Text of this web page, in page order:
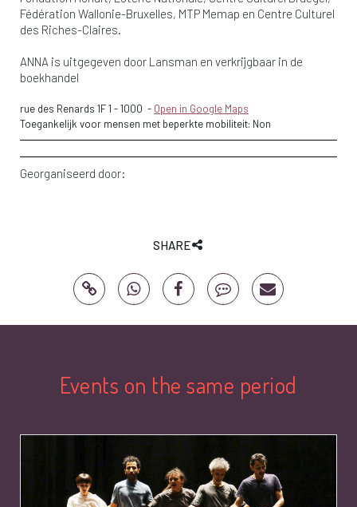
Fédération Wallonie-Bruxelles, MTP Memap en Centre Culturel
des Riches-Claires.
ANNA is uitgegeven door Lansman en verkrijgbaar in de
boekhandel
rue des Renards 1F 1 -1000 - Open in Google Maps
Toegankelijk voor mensen met beperkte mobiliteit: Non
Georganiseerd door:
SHARE
Events on the same period